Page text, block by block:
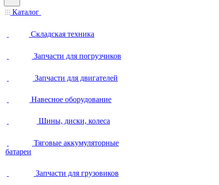
Каталог
Складская техника
Запчасти для погрузчиков
Запчасти для двигателей
Навесное оборудование
Шины, диски, колеса
Тяговые аккумуляторные
батареи
Запчасти для грузовиков